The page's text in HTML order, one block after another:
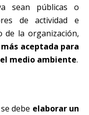
sean públicas o
de actividad e
de la organización,
aceptada para
medio ambiente.
debe elaborar un